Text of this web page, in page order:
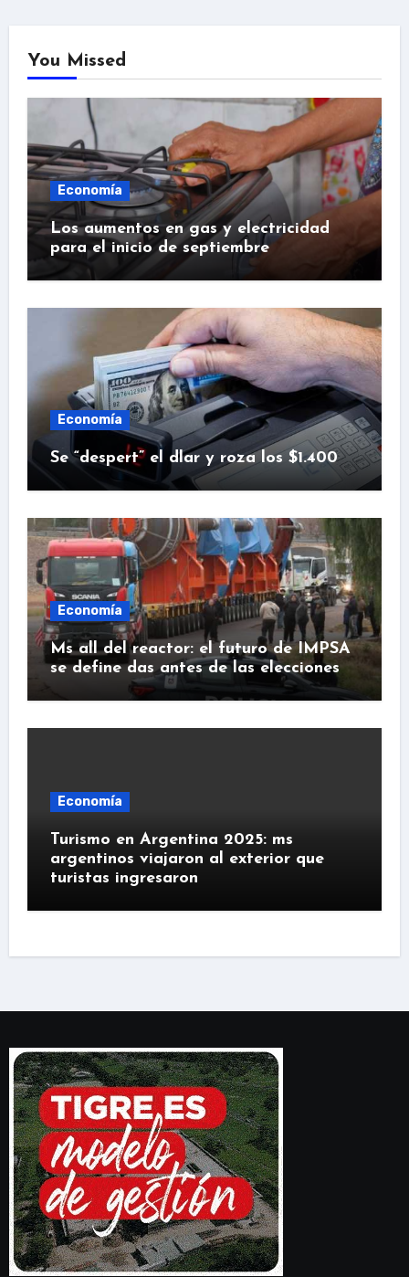
You Missed
Economía
Los aumentos en gas y electricidad
para el inicio de septiembre
Economía
Se “despert” el dlar y roza los $1.400
Economía
Ms all del reactor: el futuro de IMPSA
se define das antes de las elecciones
Economía
Turismo en Argentina 2025: ms
argentinos viajaron al exterior que
turistas ingresaron